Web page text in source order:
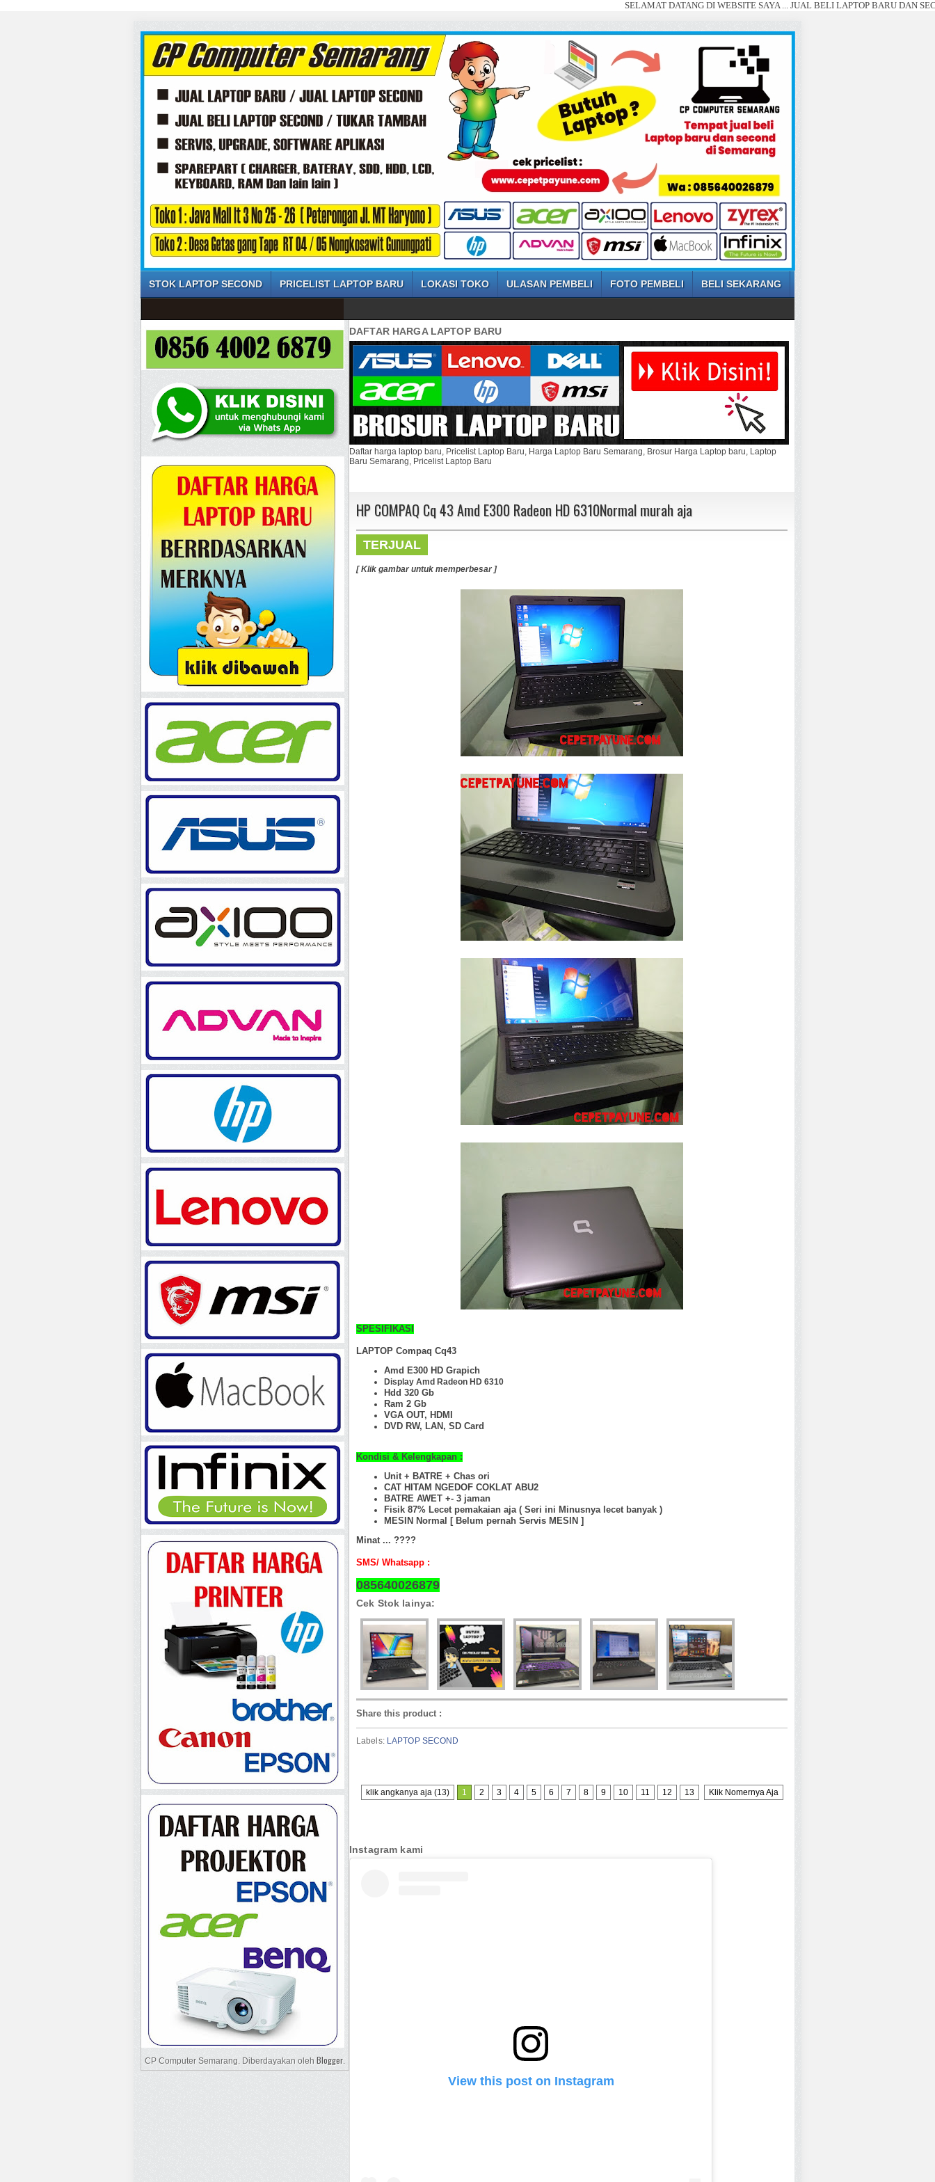
SELAMAT DATANG DI WEBSITE SAYA ... JUAL BELI LAPTOP BARU DAN SECOND
STOK LAPTOP SECOND PRICELIST LAPTOP BARU LOKASI TOKO ULASAN PEMBELI FOTO PEMBELI BELI SEKARANG
DAFTAR HARGA LAPTOP BARU
Daftar harga laptop baru, Pricelist Laptop Baru, Harga Laptop Baru Semarang, Brosur Harga Laptop baru, Laptop
Baru Semarang, Pricelist Laptop Baru
HP COMPAQ Cq 43 Amd E300 Radeon HD 6310Normal murah aja
TERJUAL
[ Klik gambar untuk memperbesar ]
SPESIFIKASI
LAPTOP Compaq Cq43
Amd E300 HD Grapich
Display Amd Radeon HD 6310
Hdd 320 Gb
Ram 2 Gb
VGA OUT, HDMI
DVD RW, LAN, SD Card
Kondisi & Kelengkapan :
Unit + BATRE + Chas ori
CAT HITAM NGEDOF COKLAT ABU2
BATRE AWET +- 3 jaman
Fisik 87% Lecet pemakaian aja ( Seri ini Minusnya lecet banyak )
MESIN Normal [ Belum pernah Servis MESIN ]
Minat ... ????
SMS/ Whatsapp :
085640026879
Cek Stok lainya:
Share this product :
Labels: LAPTOP SECOND
klik angkanya aja (13) 1 2 3 4 5 6 7 8 9 10 11 12 13 Klik Nomernya Aja
Instagram kami
View this post on Instagram
CP Computer Semarang. Diberdayakan oleh Blogger.